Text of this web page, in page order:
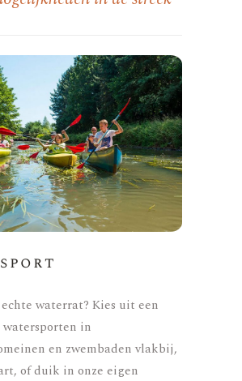
waterrat? Kies uit een
in
en zwembaden vlakbij,
of duik in onze eigen